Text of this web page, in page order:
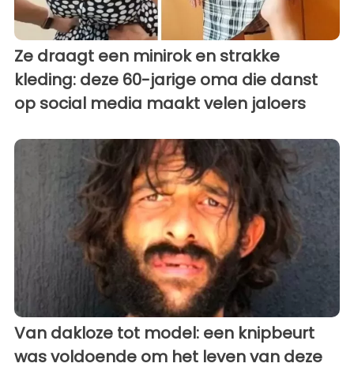
Ze draagt een minirok en strakke
kleding: deze 60-jarige oma die danst
op social media maakt velen jaloers
Van dakloze tot model: een knipbeurt
was voldoende om het leven van deze